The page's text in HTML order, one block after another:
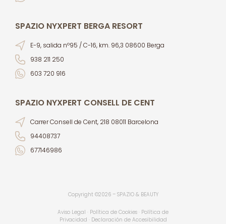
SPAZIO NYXPERT BERGA RESORT
E-9, salida nº95 / C-16, km. 96,3 08600 Berga
938 211 250
603 720 916
SPAZIO NYXPERT CONSELL DE CENT
Carrer Consell de Cent, 218 08011 Barcelona
94408737
677146986
Copyright ©2026 – SPAZIO & BEAUTY
Aviso Legal · Política de Cookies · Política de
Privacidad · Declaración de Accesibilidad